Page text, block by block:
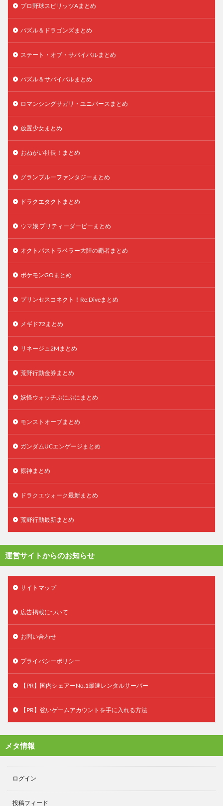
プロ野球スピリッツAまとめ
パズル＆ドラゴンズまとめ
ステート・オブ・サバイバルまとめ
パズル＆サバイバルまとめ
ロマンシングサガリ・ユニバースまとめ
放置少女まとめ
おねがい社長！まとめ
グランブルーファンタジーまとめ
ドラクエタクトまとめ
ウマ娘 プリティーダービーまとめ
オクトパストラベラー大陸の覇者まとめ
ポケモンGOまとめ
プリンセスコネクト！Re:Diveまとめ
メギド72まとめ
リネージュ2Mまとめ
荒野行動金券まとめ
妖怪ウォッチぷにぷにまとめ
モンストオーブまとめ
ガンダムUCエンゲージまとめ
原神まとめ
ドラクエウォーク最新まとめ
荒野行動最新まとめ
運営サイトからのお知らせ
サイトマップ
広告掲載について
お問い合わせ
プライバシーポリシー
【PR】国内シェアーNo.1最速レンタルサーバー
【PR】強いゲームアカウントを手に入れる方法
メタ情報
ログイン
投稿フィード